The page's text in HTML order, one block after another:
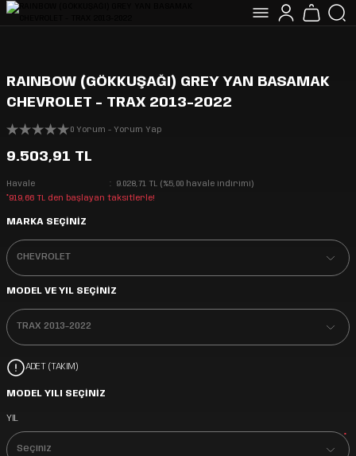
RAINBOW (GÖKKUŞAĞI) GREY YAN BASAMAK
CHEVROLET - TRAX 2013-2022
0 Yorum - Yorum Yap
9.503,91 TL
Havale
9.028,71 TL (%5,00 havale indirimi)
*919,66 TL den başlayan taksitlerle!
MARKA SEÇİNİZ
MODEL VE YIL SEÇİNİZ
ADET (TAKIM)
MODEL YILI SEÇİNİZ
YIL
*